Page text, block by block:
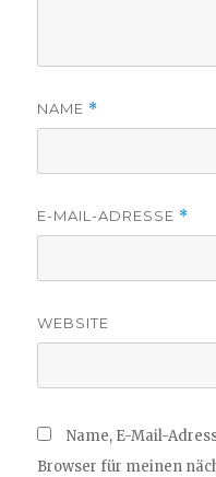
NAME *
E-MAIL-ADRESSE *
WEBSITE
Name, E-Mail-
Browser für meinen